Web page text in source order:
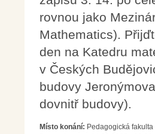
rovnou jako
Mathematics).
den na Katedru
v Českých
budovy
dovnitř budovy).
Místo konání: Pedagogická